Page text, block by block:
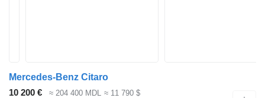
Mercedes-Benz Citaro
10 200 €
≈ 204 400 MDL ≈ 11 790 $